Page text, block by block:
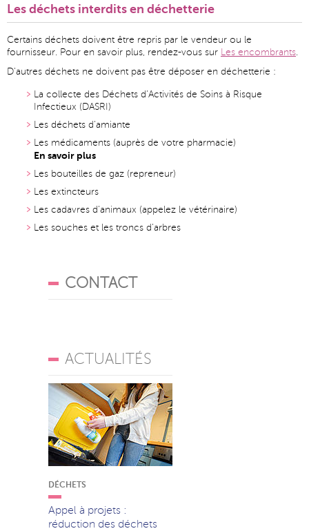
Les déchets interdits en déchetterie
Certains déchets doivent être repris par le vendeur ou le
fournisseur. Pour en savoir plus, rendez-vous sur
Les encombrants
D'autres déchets ne doivent pas être déposer en déchetterie :
La collecte des Déchets d’Activités de Soins à Risque
Infectieux (DASRI)
Les déchets d’amiante
Les médicaments (auprès de votre pharmacie)
En savoir plus
Les bouteilles de gaz (repreneur)
Les extincteurs
Les cadavres d’animaux (appelez le vétérinaire)
Les souches et les troncs d’arbres
CONTACT
ACTUALITÉS
DÉCHETS
Appel à projets :
réduction des déchets